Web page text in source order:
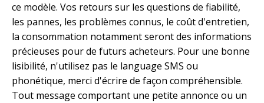
ce modèle. Vos retours sur les questions de fiabilité,
les pannes, les problèmes connus, le coût d'entretien,
la consommation notamment seront des informations
précieuses pour de futurs acheteurs. Pour une bonne
lisibilité, n'utilisez pas le language SMS ou
phonétique, merci d'écrire de façon compréhensible.
Tout message comportant une petite annonce ou un